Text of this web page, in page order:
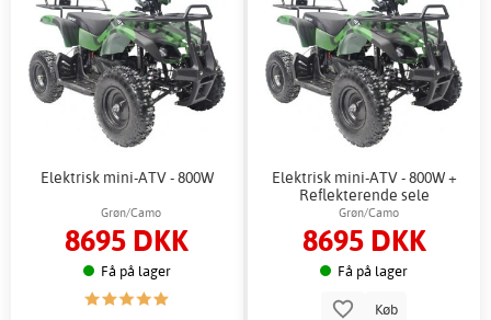
Elektrisk mini-ATV - 800W
Grøn/Camo
8695 DKK
Få på lager
Elektrisk mini-ATV - 800W +
Reflekterende sele
Grøn/Camo
8695 DKK
Få på lager
Køb